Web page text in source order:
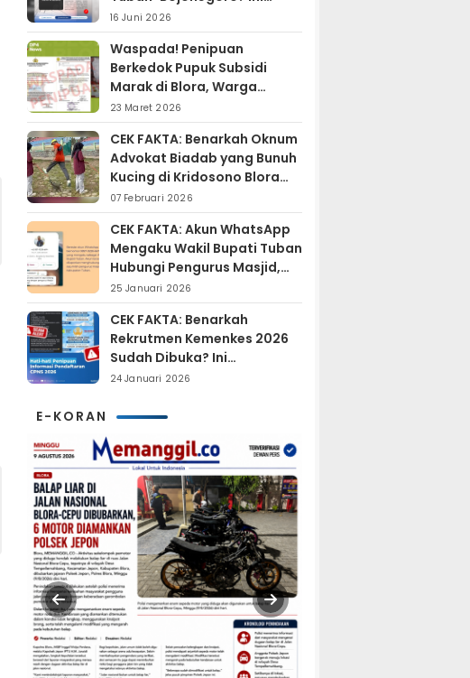
Penjelasan BMKG
16 Juni 2026
Waspada! Penipuan
Berkedok Pupuk Subsidi
Marak di Blora, Warga
Diminta Hati-hati
23 Maret 2026
CEK FAKTA: Benarkah Oknum
Advokat Biadab yang Bunuh
Kucing di Kridosono Blora
Sudah Resmi Jadi
Tersangka?
07 Februari 2026
CEK FAKTA: Akun WhatsApp
Mengaku Wakil Bupati Tuban
Hubungi Pengurus Masjid,
Dipastikan Hoaks
25 Januari 2026
CEK FAKTA: Benarkah
Rekrutmen Kemenkes 2026
Sudah Dibuka? Ini
Penjelasan Resmi BKN
24 Januari 2026
E-KORAN